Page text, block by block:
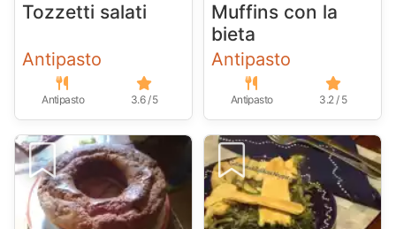
Tozzetti salati
Antipasto
Antipasto 3.6 / 5
Muffins con la
bieta
Antipasto
Antipasto 3.2 / 5